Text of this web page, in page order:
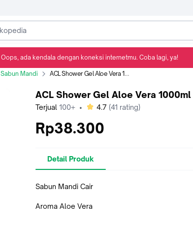
Sabun Mandi ACL Shower Gel Aloe Vera 1000ml
ACL Shower Gel Aloe Vera 1000ml
Terjual 100+ • bintang
4.7 (41 rating)
Rp38.300
Detail Produk
Sabun Mandi Cair
Aroma Aloe Vera
Oops, ada kendala dengan koneksi internetmu. Coba lagi, ya!